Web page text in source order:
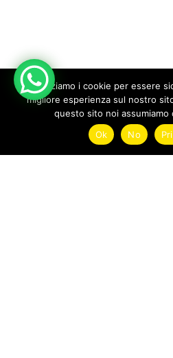
Shop
Utilizziamo i cookie per essere
migliore esperienza sul nostro
questo sito noi
Ok
No